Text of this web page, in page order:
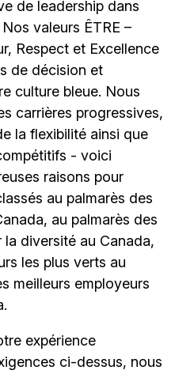
de leadership dans
valeurs ÊTRE –
Respect et Excellence
de décision et
culture bleue. Nous
carrières progressives,
la flexibilité ainsi que
- voici
raisons pour
au palmarès des
au palmarès des
diversité au Canada,
les plus verts au
meilleurs employeurs
expérience
ci-dessus, nous